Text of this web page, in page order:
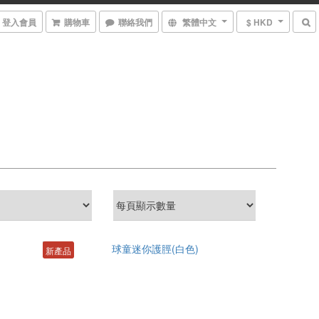
登入會員 購物車 聯絡我們 繁體中文 $ HKD
新產品